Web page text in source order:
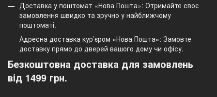
Доставка у поштомат «Нова Пошта»: Отримайте своє
замовлення швидко та зручно у найближчому
поштоматі.
Адресна доставка кур’єром «Нова Пошта»: Замовте
доставку прямо до дверей вашого дому чи офісу.
Безкоштовна доставка для замовлень
від 1499 грн.